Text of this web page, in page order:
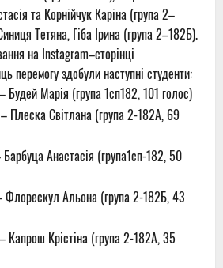
та Корнійчук Каріна (група 2–
Тетяна, Гіба Ірина (група 2–182Б).
на Instagram–сторінці
перемогу здобули наступні студенти:
Будей Марія (група 1сп182, 101 голос)
Плеска Світлана (група 2-182А, 69
Анастасія (група1сп-182, 50
Альона (група 2-182Б, 43
Капрош Крістіна (група 2-182А, 35